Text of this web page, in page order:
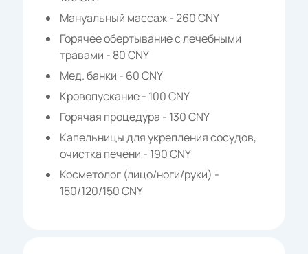
Мануальный массаж - 260 CNY
Горячее обертывание с лечебными
травами - 80 CNY
Мед. банки - 60 CNY
Кровопускание - 100 CNY
Горячая процедура - 130 CNY
Капельницы для укрепления сосудов,
очистка печени - 190 CNY
Косметолог (лицо/ноги/руки) -
150/120/150 CNY